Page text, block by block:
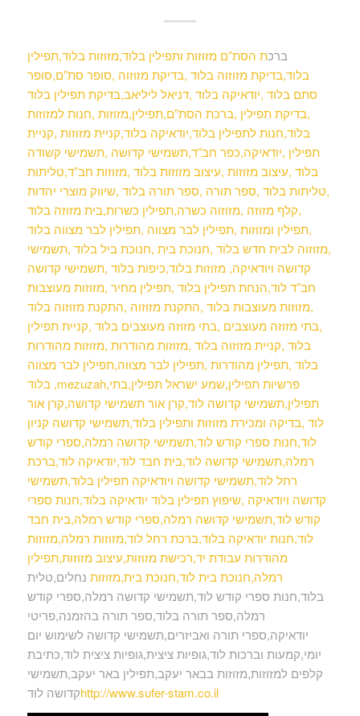
ברכת הסת”ם מזוזות ותפילין בלוד,מזוזות בלוד,תפילין
בלוד,בדיקת מזוזוה בלוד ,בדיקת מזוזוה ,סופר סת”ם,סופר
סתם בלוד ,יודאיקה בלוד ,דניאל ליליאב,בדיקת תפילין בלוד
,בדיקת תפילין ,ברכת הסת”ם,תפילין,מזוזות ,חנות למזוזות
בלוד,חנות לתפילין בלוד,יודאיקה בלוד,קניית מזוזות ,קניית
תפילין ,יודאיקה,כפר חב”ד,תשמישי קדושה ,תשמישי קשודה
בלוד ,עיצוב מזוזות ,עיצוב מזוזות בלוד ,מזוזות חב”ד,טליתות
,טליתות בלוד ,ספר תורה ,ספר תורה בלוד ,שיווק מוצרי יהדות
,קלף מזוזה ,מזוזוה כשרה,תפילין כשרות,בית מזוזהבלוד
,תפילין ומזוזות ,תפילין לבר מצווה ,תפילין לבר מצווה בלוד
,מזוזוה לבית חדש בלוד ,חנוכת בית ,חנוכת ביל בלוד ,תשמישי
קדושה ויודאיקה, מזוזות בלוד,כיפות בלוד ,תשמישי קדושה
חב”ד לוד,הנחת תפילין בלוד ,תפילין מחיר ,מזוזות מעוצבות
,מזוזות מעוצבות בלוד ,התקנת מזוזוה ,התקנת מזוזוה בלוד
,בתי מזוזה מעוצבים ,בתי מזוזה מעוצבים בלוד ,קניית תפילין
בלוד ,קניית מזוזוה בלוד ,מזוזות מהודרות ,מזוזות מהודרות
בלוד ,תפילין מהודרות ,תפילין לבר מצווה,תפילין לבר מצווה
בלוד ,mezuzah,פרשיות תפילין,שמע ישראל תפילין,בתי
תפילין,תשמישי קדושה לוד,קרן אור תשמישי קדושה,קרן אור
לוד ,בדיקה ומכירת מזוזות ותפילין בלוד,תשמישי קדושה קניון
לוד,חנות ספרי קודש לוד,תשמישי קדושה רמלה,ספרי קודש
רמלה,תשמישי קדושה לוד,בית חבד לוד,יודאיקה לוד,ברכת
רחל לוד,תשמישי קדושה ויודאיקה תפילין בלוד,תשמישי
קדושה ויודאיקה ,שיפוץ תפילין בלוד יודאיקה בלוד,חנות ספרי
קודש לוד,תשמישי קדושה רמלה,ספרי קודש רמלה,בית חבד
לוד,חנות יודאיקה בלוד,ברכת רחל לוד,מזוזות רמלה,מזוזות
מהודרות עבודת יד,רכישת מזוזות,עיצוב מזוזות,תפילין
רמלה,חנוכת בית לוד,חנוכת בית,מזוזות נחלים,טלית
בלוד,חנות ספרי קודש לוד,תשמישי קדושה רמלה,ספרי קודש
רמלה,ספר תורה בלוד,ספר תורה בהזמנה,פריטי
יודאיקה,ספרי תורה ואביזרים,תשמישי קדושה לשימוש יום
יומי,קמעות וברכות לוד,גופיות ציצית,גופיות ציצית לוד,כתיבת
קלפים למזוזות,מזוזות בבאר יעקב,תפילין באר יעקב,תשמישי
קדושה לודhttp://www.sufer-stam.co.il